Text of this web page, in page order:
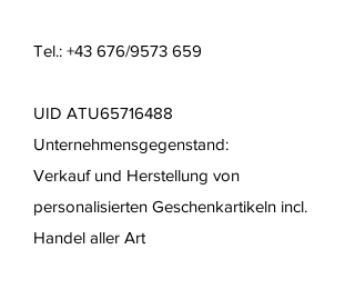
Tel.: +43 676/9573 659
UID ATU65716488
Unternehmensgegenstand:
Verkauf und Herstellung von
personalisierten Geschenkartikeln incl.
Handel aller Art